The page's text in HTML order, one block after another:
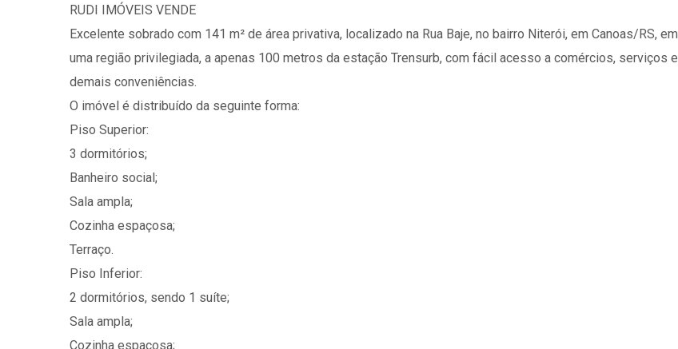
RUDI IMÓVEIS VENDE
Excelente sobrado com 141 m² de área privativa, localizado na Rua Baje, no bairro Niterói, em Canoas/RS, em
uma região privilegiada, a apenas 100 metros da estação Trensurb, com fácil acesso a comércios, serviços e
demais conveniências.
O imóvel é distribuído da seguinte forma:
Piso Superior:
3 dormitórios;
Banheiro social;
Sala ampla;
Cozinha espaçosa;
Terraço.
Piso Inferior:
2 dormitórios, sendo 1 suíte;
Sala ampla;
Cozinha espaçosa;